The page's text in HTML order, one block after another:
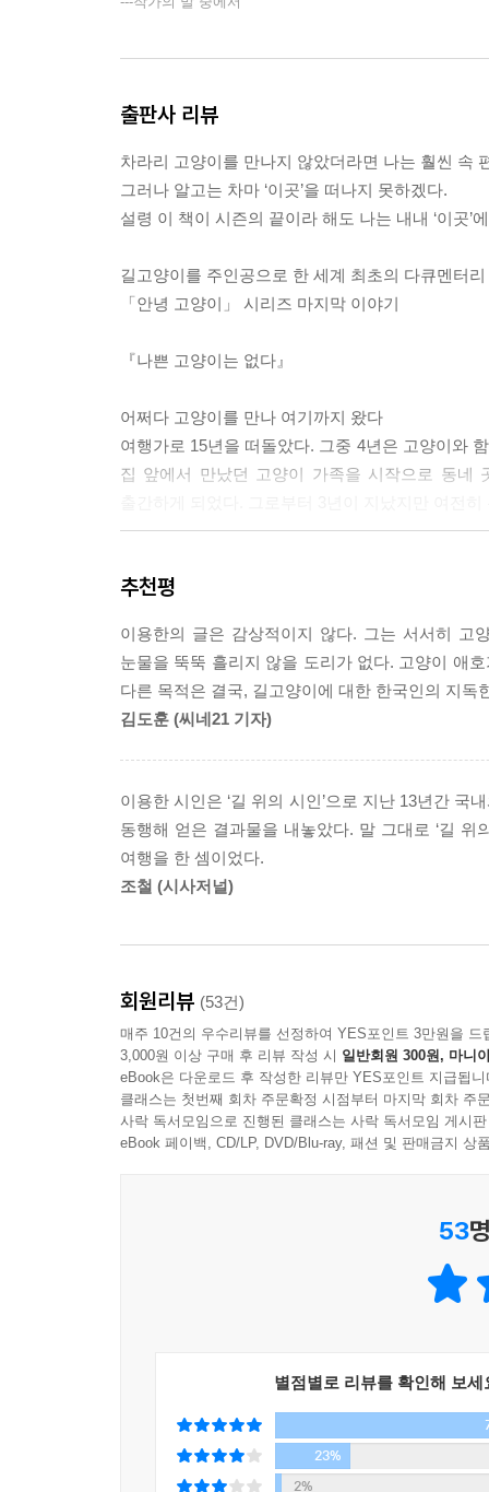
출판사 리뷰
차라리 고양이를 만나지 않았더라면 나는 훨씬 속
그러나 알고는 차마 ‘이곳’을 떠나지 못하겠다.
설령 이 책이 시즌의 끝이라 해도 나는 내내 ‘이곳’
길고양이를 주인공으로 한 세계 최초의 다큐멘터리
「안녕 고양이」 시리즈 마지막 이야기
『나쁜 고양이는 없다』
어쩌다 고양이를 만나 여기까지 왔다
여행가로 15년을 떠돌았다. 그중 4년은 고양이와
집 앞에서 만났던 고양이 가족을 시작으로 동네
세상에 나쁜 고양이는 없다. 가끔씩 미운 짓을 일
친구를 만나면 다정하게 인사를 나누는 우리처럼
시골의 사계절 그리고 거기에 고양이가 있었다
책에는 시골의 봄, 여름, 가을, 겨울, 사계절
길고양이들의 이야기를 담백하게 담겨있다. 시골
탄식했지만 하지만 수많은 사람들이 그를 응원
안내서이자 고양이를 좋아하는 수많은 작은 사람
전하지 못한 작가의 마지막 인사이기하다.
예정이다. 또한 1권 『안녕, 고양이는 고마웠어요
길고양이가 주연이고 조연이며 단역인 길고양이
전국 개봉을 맡는다. 작가는 시나리오와 내레이션
길에서 만나는 이웃 길고양이 다시 보기. 저자는
구경에 나서는 아기 고양이의 모습, 새끼 고양이
세상 모든 생명이 소중하다는 전제를 깔고 살아
동물이란 보기 싫다는 이유로 밟아버려도 되
시인이 만난 길고양이의 삶은 다양했다. 아니, 기
물도 마실 수 없고 몸이 마비되어 바람이는
길고양이의 삶을 통해 사람들의 삶을 떠올린다.
추천평
이용한의 글은 감상적이지 않다. 그는 서서히 고
눈물을 뚝뚝 흘리지 않을 도리가 없다. 고양이 애
다른 목적은 결국, 길고양이에 대한 한국인의 지
김도훈 (씨네21 기자)
이용한 시인은 ‘길 위의 시인’으로 지난 13년간 국
동행해 얻은 결과물을 내놓았다. 말 그대로 ‘길
여행을 한 셈이었다.
조철 (시사저널)
회원리뷰 (53건)
매주 10건의 우수리뷰를 선정하여 YES포인트 3만원을 드
3,000원 이상 구매 후 리뷰 작성 시 일반회원 300원, 마니
eBook은 다운로드 후 작성한 리뷰만 YES포인트 지급됩니
클래스는 첫번째 회차 주문확정 시점부터 마지막 회차 주
사락 독서모임으로 진행된 클래스는 사락 독서모임 게시
eBook 페이백, CD/LP, DVD/Blu-ray, 패션 및 판매금지 상
53
별점별로 리뷰를 확인해 보세
23%
2%